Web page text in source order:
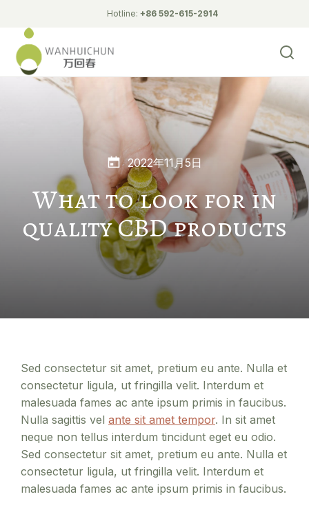
Hotline: +86 592-615-2914
2022年11月5日
What to look for in
quality CBD products
Sed consectetur sit amet, pretium eu ante. Nulla et
consectetur ligula, ut fringilla velit. Interdum et
malesuada fames ac ante ipsum primis in faucibus.
Nulla sagittis vel ante sit amet tempor. In sit amet
neque non tellus interdum tincidunt eget eu odio.
Sed consectetur sit amet, pretium eu ante. Nulla et
consectetur ligula, ut fringilla velit. Interdum et
malesuada fames ac ante ipsum primis in faucibus.